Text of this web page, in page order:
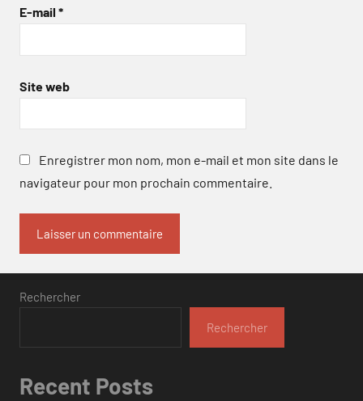
E-mail *
Site web
Enregistrer mon nom, mon e-mail et mon site dans le
navigateur pour mon prochain commentaire.
Rechercher
Rechercher
Recent Posts